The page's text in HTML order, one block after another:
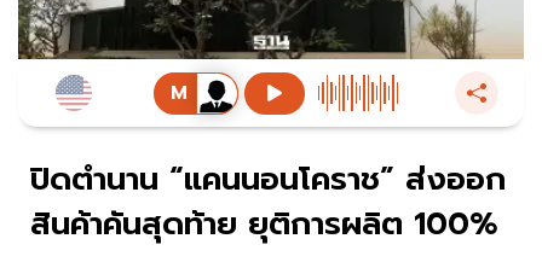
ปิดตำนาน “แคนนอนโคราช” ส่งออก
สินค้าคันสุดท้าย ยุติการผลิต 100%